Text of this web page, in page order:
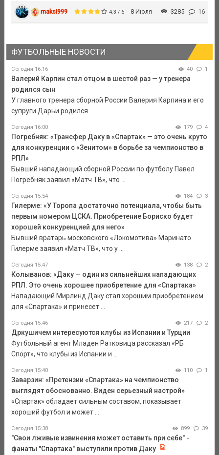
maksi999 4.3 / 6 8 Июля 3285 16
ФУТБОЛЬНЫЕ НОВОСТИ
Сегодня 16:16 40 1
Валерий Карпин стал отцом в шестой раз — у тренера
родился сын
У главного тренера сборной России Валерия Карпина и его
супруги Дарьи родился ...
Сегодня 16:00 179 4
Погребняк: «Трансфер Даку в «Спартак» — это очень круто
для конкуренции с «Зенитом» в борьбе за чемпионство в
РПЛ»
Бывший нападающий сборной России по футболу Павел
Погребняк заявил «Матч ТВ», что ...
Сегодня 15:54 184 3
Гилерме: «У Торопа достаточно потенциала, чтобы быть
первым номером ЦСКА. Приобретение Бориско будет
хорошей конкуренцией для него»
Бывший вратарь московского «Локомотива» Маринато
Гилерме заявил «Матч ТВ», что у ...
Сегодня 15:47 138 2
Колыванов: «Даку — один из сильнейших нападающих
РПЛ. Это очень хорошее приобретение для «Спартака»
Нападающий Мирлинд Даку стал хорошим приобретением
для «Спартака» и принесет ...
Сегодня 15:46 217 2
Дркушичем интересуются клубы из Испании и Турции
Футбольный агент Младен Ратковица рассказал «РБ
Спорт», что клубы из Испании и ...
Сегодня 15:40 110 1
Заварзин: «Претензии «Спартака» на чемпионство
выглядят обоснованно. Виден серьезный настрой»
«Спартак» обладает сильным составом, показывает
хороший футбол и может ...
Сегодня 15:38 899 39
"Свои лживые извинения может оставить при себе" -
фанаты "Спартака" выступили против Даку